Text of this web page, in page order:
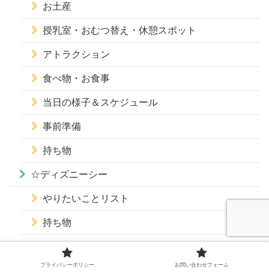
お土産
授乳室・おむつ替え・休憩スポット
アトラクション
食べ物・お食事
当日の様子＆スケジュール
事前準備
持ち物
☆ディズニーシー
やりたいことリスト
持ち物
アトラクション
プライバシーポリシー お問い合わせフォーム